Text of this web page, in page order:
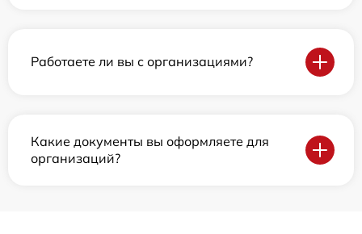
Работаете ли вы с организациями?
Какие документы вы оформляете для
организаций?